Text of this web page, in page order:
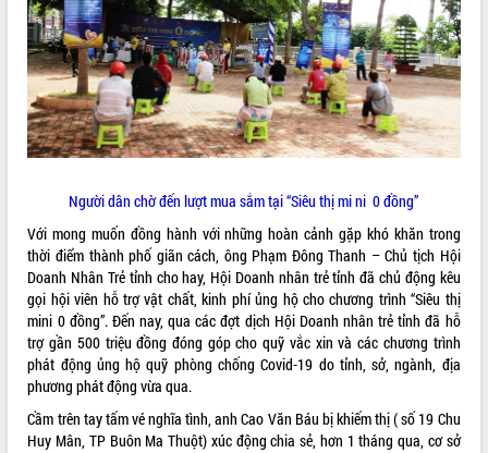
Quyết liệt tháo gỡ vướng mắc, đẩy
nhanh tiến độ các dự án trọng điểm
trong Khu kinh tế Nam Phú Yên
Hòn Yến phát triển du lịch gắn với bảo
tồn biển
Lấy ý kiến điều chỉnh Quy hoạch tỉnh
đến năm 2050
giải phóng mặt bằng Tuyến đường bộ
ven biển
Đắk Lắk nỗ lực thúc đẩy tăng trưởng
kinh tế từ 10% trở lên trong Quý
II/2026
Đắk Lắk ký kết thỏa thuận hợp tác về
chuyển đổi số giai đoạn 2026 – 2030
Việt Nam
Người dân chờ đến lượt mua sắm tại “Siêu thị mi ni 0 đồng”
Với mong muốn đồng hành với những hoàn cảnh gặp khó khăn trong
thời điểm thành phố giãn cách, ông Phạm Đông Thanh – Chủ tịch Hội
Doanh Nhân Trẻ tỉnh cho hay, Hội Doanh nhân trẻ tỉnh đã chủ động kêu
gọi hội viên hỗ trợ vật chất, kinh phí ủng hộ cho chương trình “Siêu thị
mini 0 đồng”. Đến nay, qua các đợt dịch Hội Doanh nhân trẻ tỉnh đã hỗ
trợ gần 500 triệu đồng đóng góp cho quỹ vắc xin và các chương trình
phát động ủng hộ quỹ phòng chống Covid-19 do tỉnh, sở, ngành, địa
phương phát động vừa qua.
Cầm trên tay tấm vé nghĩa tình, anh Cao Văn Báu bị khiếm thị ( số 19 Chu
Huy Mân, TP Buôn Ma Thuột) xúc động chia sẻ, hơn 1 tháng qua, cơ sở